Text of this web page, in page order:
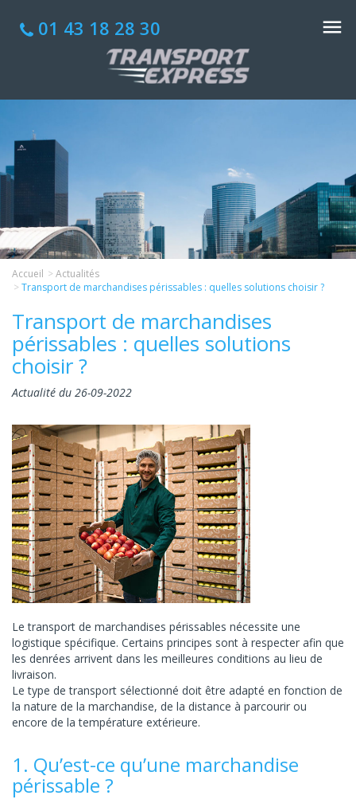
01 43 18 28 30
Accueil
Actualités
Transport de marchandises périssables : quelles solutions choisir ?
Transport de marchandises
périssables : quelles solutions
choisir ?
Actualité du 26-09-2022
Le transport de marchandises périssables nécessite une
logistique spécifique. Certains principes sont à respecter afin que
les denrées arrivent dans les meilleures conditions au lieu de
livraison.
Le type de transport sélectionné doit être adapté en fonction de
la nature de la marchandise, de la distance à parcourir ou
encore de la température extérieure.
1. Qu’est-ce qu’une marchandise
périssable ?